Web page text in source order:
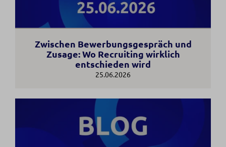
Zwischen Bewerbungsgespräch und
Zusage: Wo Recruiting wirklich
entschieden wird
25.06.2026